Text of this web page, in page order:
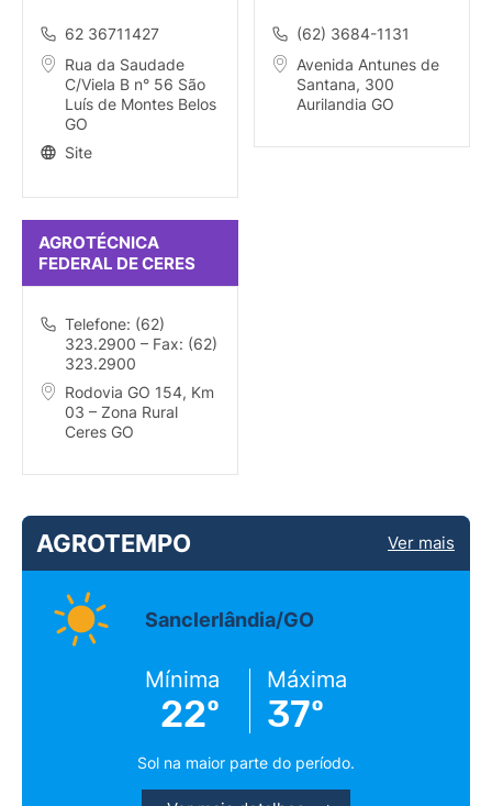
62 36711427
Rua da Saudade
C/Viela B n° 56 São
Luís de Montes Belos
GO
Site
(62) 3684-1131
Avenida Antunes de
Santana, 300
Aurilandia GO
AGROTÉCNICA
FEDERAL DE CERES
Telefone: (62)
323.2900 – Fax: (62)
323.2900
Rodovia GO 154, Km
03 – Zona Rural
Ceres GO
AGROTEMPO Ver mais
Sanclerlândia/GO
Mínima
22º
Máxima
37º
Sol na maior parte do período.